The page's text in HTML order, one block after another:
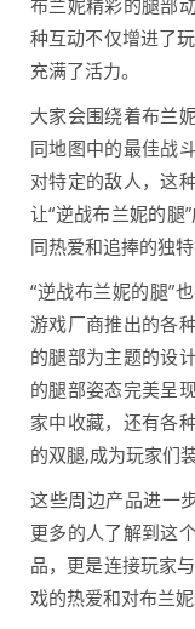
布兰妮精彩的腿部
种互动不仅增进了
充满了活力。
大家会围绕着布兰
同地图中的最佳战
对特定的敌人，这
让“逆战布兰妮的腿
同热爱和追捧的独特
“逆战布兰妮的腿”
游戏厂商推出的各
的腿部为主题的设
的腿部姿态完美呈
家中收藏，还有各
的双腿,成为玩家们
这些周边产品进一
更多的人了解到这
品，更是连接玩家
戏的热爱和对布兰